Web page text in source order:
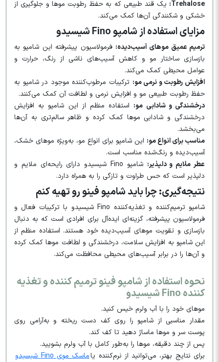
Trehalose: یک قند طبیعی که به حفظ رطوبت موها و جلوگیری از
خشکی و شکنندگی آن‌ها کمک می‌کند.​
مزایای استفاده از شامپو Fino شیسیدو
ترمیم عمیق موهای آسیب‌دیده: فرمولاسیون پیشرفته این شامپو به
بازسازی ساختار مو و کاهش آسیب‌های ناشی از رنگ، حرارت و
عوامل محیطی کمک می‌کند.​
افزایش رطوبت و نرمی مو: ترکیبات مرطوب‌کننده موجود در شامپو به
حفظ رطوبت طبیعی مو و افزایش نرمی و لطافت آن کمک می‌کنند.​
درخشندگی و شادابی مو: استفاده منظم از این شامپو به افزایش
درخشندگی و شادابی موها کمک کرده و ظاهر سالم‌تری به آن‌ها
می‌بخشد.​
مناسب برای انواع مو: این شامپو برای انواع مو، به‌ویژه موهای خشک،
آسیب‌دیده و رنگ‌شده مناسب است.​
عطر ملایم و دلپذیر:
شامپو Fino شیسیدو دارای رایحه‌ای ملایم و
دلپذیر است که حس طراوت و تازگی را به همراه دارد.​
نتیجه‌گیری: چرا باید شامپو فینو رو تهیه کنم
شامپو ترمیم‌کننده و تغذیه‌کننده Fino شیسیدو با ترکیبات فعال و
فرمولاسیون پیشرفته، گزینه‌ای ایده‌آل برای افرادی است که به دنبال
بازسازی و تقویت موهای آسیب‌دیده خود هستند. استفاده منظم از
این شامپو به افزایش سلامت، درخشندگی و لطافت موها کمک کرده
و آن‌ها را در برابر آسیب‌های محیطی محافظت می‌کند.​
نحوه استفاده از شامپو فینو ترمیم کننده و تغذیه
کننده Fino شیسیدو
موهای خود را با آب ولرم خیس کنید.​
مقدار مناسبی از شامپو را روی کف دست ریخته و به‌آرامی روی
پوست سر و موها ماساژ دهید تا کف کند.​
پس از چند دقیقه، موها را به‌طور کامل با آب ولرم بشویید.​
برای نتایج بهتر، می‌توانید از نرم‌کننده یاماسک موی Fino شیسیدو